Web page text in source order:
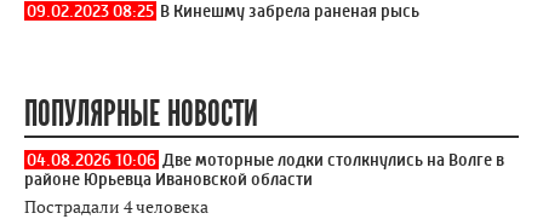
09.02.2023 08:25 В Кинешму забрела раненая рысь
ПОПУЛЯРНЫЕ НОВОСТИ
04.08.2026 10:06 Две моторные лодки столкнулись на Волге в
районе Юрьевца Ивановской области
Пострадали 4 человека